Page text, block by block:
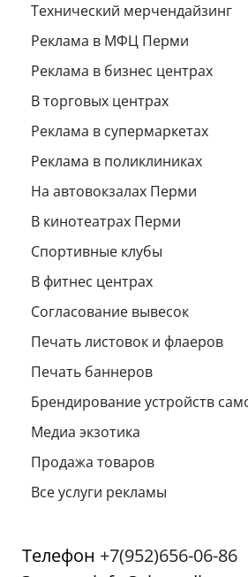
Технический мерчендайзинг
Реклама в МФЦ Перми
Реклама в бизнес центрах
В торговых центрах
Реклама в супермаркетах
Реклама в поликлиниках
На автовокзалах Перми
В кинотеатрах Перми
Спортивные клубы
В фитнес центрах
Согласование вывесок
Печать листовок и флаеров
Печать баннеров
Брендирование устройств
Медиа экзотика
Продажа товаров
Все услуги рекламы
Телефон +7(952)656-06-86